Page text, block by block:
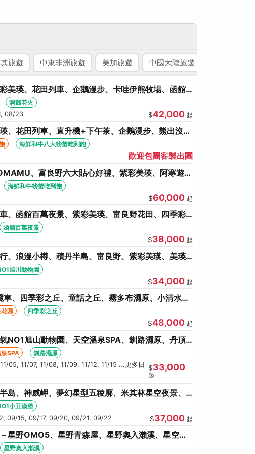
旅遊 中東非洲旅遊 美加旅遊 中國大陸旅遊
美瑛、花田列車、企鵝漫步、卡哇伊熊牧場、函館
懷石、啤酒暢飲
洞爺花火
08/23
$42,000 起
、花田列車、直升機+下午茶、企鵝漫步、熊出沒、
鮮和牛八大螃蟹吃到飽
海鮮和牛八大螃蟹吃到飽
歡迎包團客製出團
、富良野六大貼心好禮、紫彩美瑛、阿寒遊覽
和牛螃蟹吃到飽
海鮮和牛螃蟹吃到飽
$60,000 起
、函館百萬夜景、紫彩美瑛、富良野花田、四季彩
料理
函館百萬夜景
$38,000 起
、浪漫小樽、積丹半島、富良野、紫彩美瑛、美瑛
川常盤旋轉塔
旭川動物園
$34,000 起
、四季彩之丘、童話之丘、霧多布濕原、小清水原
天空溫泉SPA、螃蟹吃到飽
園
四季彩之丘
$48,000 起
NO1旭山動物園、天空溫泉SPA、釧路濕原、丹頂
、砂湯體驗
SPA
釧路濕原
05, 11/07, 11/08, 11/09, 11/12, 11/15 ...更多日
$33,000
起
島、神威岬、夢幻星型五稜廓、米其林星空夜景、
湯、奇幻燈遊步道、璀璨溪谷
小丑漢堡
09/15, 09/17, 09/20, 09/21, 09/22
$37,000 起
星野OMO5、星野青森屋、星野奧入瀨溪、星空夜
家、十和田湖(不進免稅店)
星野奧入瀨溪